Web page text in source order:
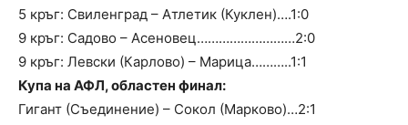
5 кръг: Свиленград – Атлетик (Куклен)….1:0
9 кръг: Садово – Асеновец………………………2:0
9 кръг: Левски (Карлово) – Марица………..1:1
Купа на АФЛ, областен финал:
Гигант (Съединение) – Сокол (Марково)…2:1